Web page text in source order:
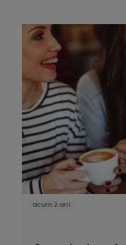
acum 2 ani